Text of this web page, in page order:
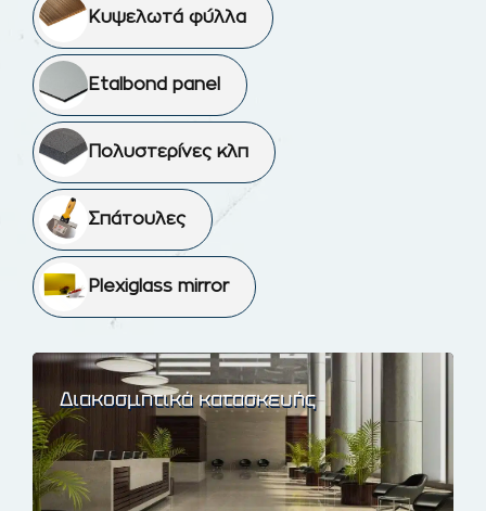
Κυψελωτά φύλλα
Etalbond panel
Πολυστερίνες κλπ
Σπάτουλες
Plexiglass mirror
Διακοσμητικά κατασκευής